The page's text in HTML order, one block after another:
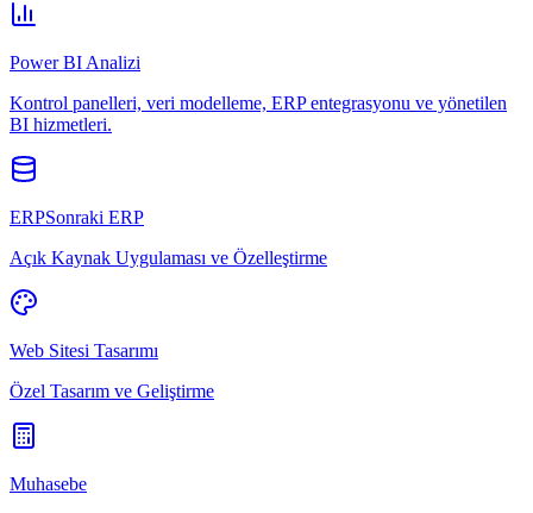
Power BI Analizi
Kontrol panelleri, veri modelleme, ERP entegrasyonu ve yönetilen
BI hizmetleri.
ERPSonraki ERP
Açık Kaynak Uygulaması ve Özelleştirme
Web Sitesi Tasarımı
Özel Tasarım ve Geliştirme
Muhasebe